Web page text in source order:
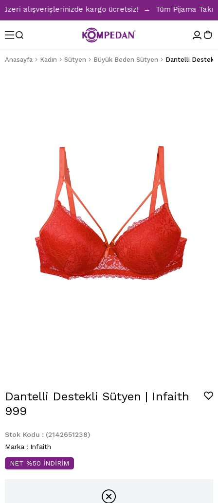
alışverişlerinizde kargo ücretsiz! → Tüm Pijama
Anasayfa Kadın Sütyen Büyük Beden Sütyen Dantelli
Dantelli Destekli Sütyen | Infaith
999
Stok Kodu
(2142651238)
Marka : Infaith
NET %50 İNDİRİM